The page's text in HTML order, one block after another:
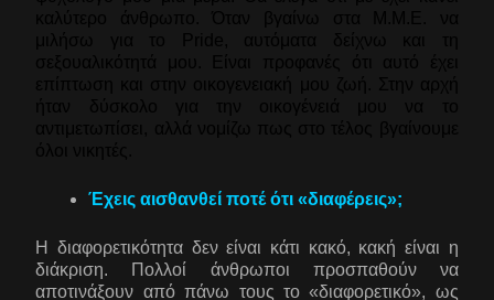
Έχεις αισθανθεί ποτέ ότι «διαφέρεις»;
Η διαφορετικότητα δεν είναι κάτι κακό, κακή είναι η
διάκριση. Πολλοί άνθρωποι προσπαθούν να
αποτινάξουν από πάνω τους το «διαφορετικό», ως